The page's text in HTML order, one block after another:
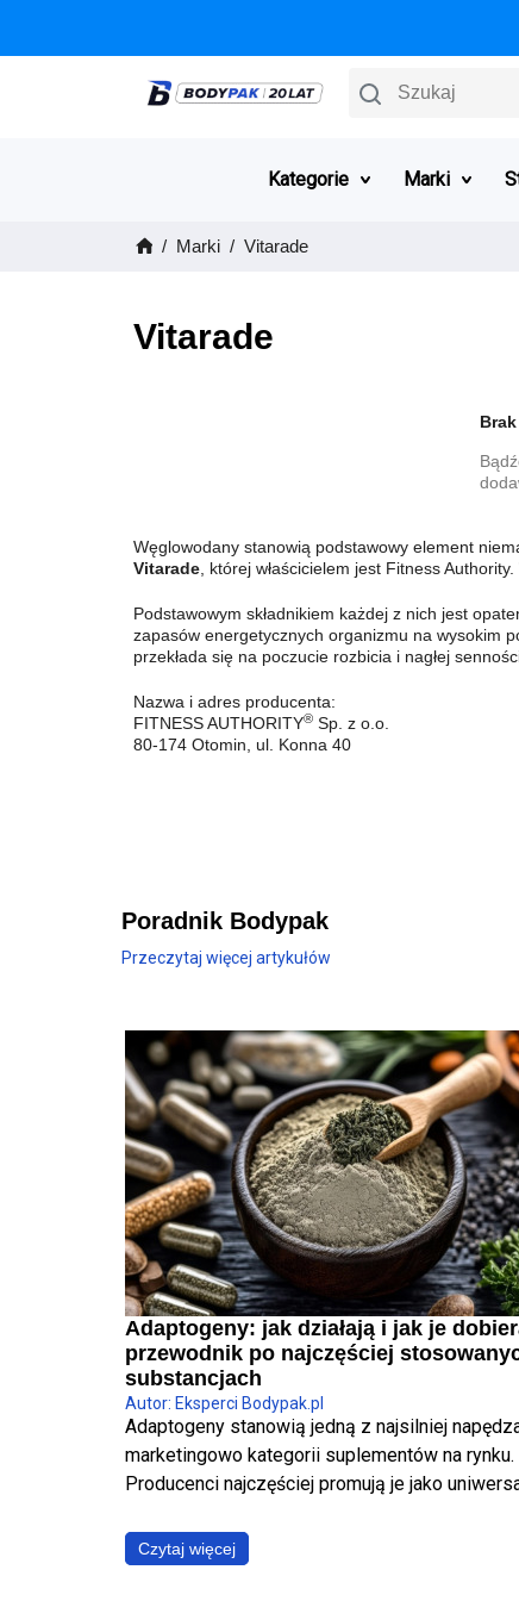
Szukaj
Kategorie Marki
Marki Vitarade
Vitarade
Węglowodany stanowią podstawowy element
Vitarade , której właścicielem jest Fitness
Podstawowym składnikiem każdej z nich jest
zapasów energetycznych organizmu na wysokim
przekłada się na poczucie rozbicia i nagłej
Nazwa i adres producenta:
FITNESS AUTHORITY® Sp. z o.o.
80-174 Otomin, ul. Konna 40
Poradnik Bodypak
Przeczytaj więcej artykułów
Adaptogeny: jak działają i jak je
przewodnik po najczęściej
substancjach
Autor: Eksperci Bodypak.pl
Adaptogeny stanowią jedną z najsilniej
marketingowo kategorii suplementów na rynku.
Producenci najczęściej promują je jako
snu, wzrost poziomu energii, wyostrzenie
koncentracji, redukcję stresu oraz wzmocnienie
Czytaj więcej